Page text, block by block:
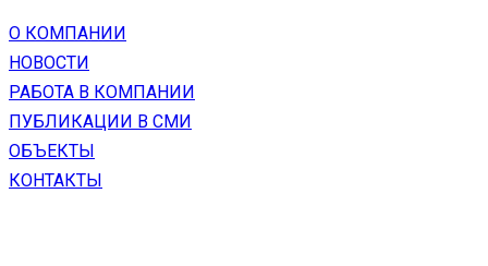
О КОМПАНИИ
НОВОСТИ
РАБОТА В КОМПАНИИ
ПУБЛИКАЦИИ В СМИ
ОБЪЕКТЫ
КОНТАКТЫ